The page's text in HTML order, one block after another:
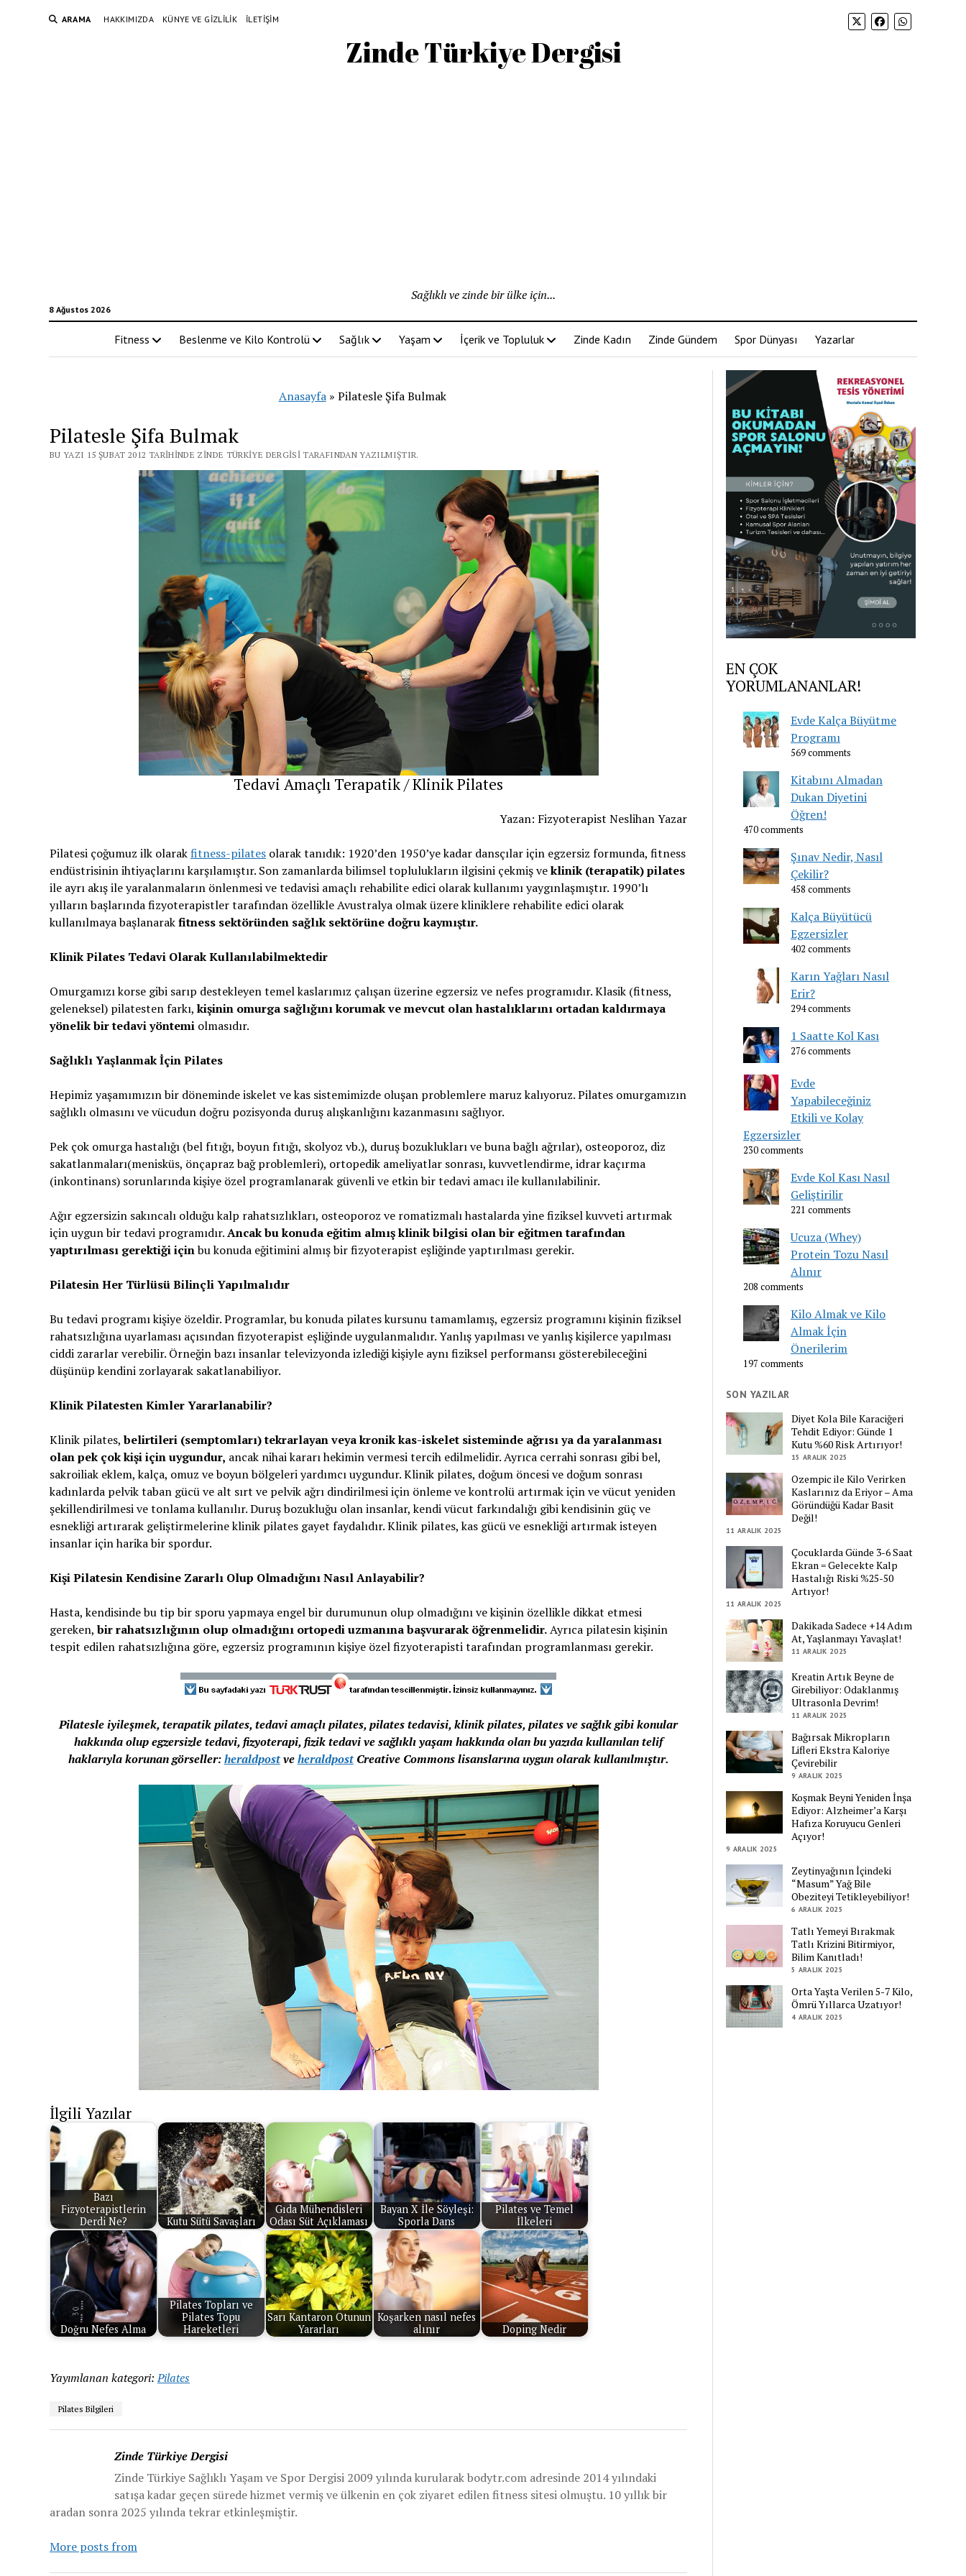
ARAMA HAKKIMIZDA KÜNYE VE GIZLILIK İLETIŞIM
Zinde Türkiye Dergisi
8 Ağustos 2026
Sağlıklı ve zinde bir ülke için...
Fitness Beslenme ve Kilo Kontrolü Sağlık Yaşam İçerik ve Topluluk Zinde Kadın Zinde Gündem Spor Dünyası Yazarlar
Anasayfa» Pilatesle Şifa Bulmak
Pilatesle Şifa Bulmak
BU YAZI 15 ŞUBAT 2012 TARIHINDE ZINDE TÜRKIYE DERGISI TARAFINDAN YAZILMIŞTIR.
Tedavi Amaçlı Terapatik / Klinik Pilates
Yazan: Fizyoterapist Neslihan Yazar
Pilatesi çoğumuz ilk olarakfitness-pilatesolarak tanıdık: 1920’den 1950’ye kadar dansçılar için egzersiz formunda, fitness
endüstrisinin ihtiyaçlarını karşılamıştır. Son zamanlarda bilimsel toplulukların ilgisini çekmiş veklinik (terapatik) pilates
ile ayrı akış ile yaralanmaların önlenmesi ve tedavisi amaçlı rehabilite edici olarak kullanımı yaygınlaşmıştır. 1990’lı
yılların başlarında fizyoterapistler tarafından özellikle Avustralya olmak üzere kliniklere rehabilite edici olarak
kullanılmaya başlanarakfitness sektöründen sağlık sektörüne doğru kaymıştır.
Klinik Pilates Tedavi Olarak Kullanılabilmektedir
Omurgamızı korse gibi sarıp destekleyen temel kaslarımız çalışan üzerine egzersiz ve nefes programıdır. Klasik (fitness,
geleneksel) pilatesten farkı,kişinin omurga sağlığını korumak ve mevcut olan hastalıklarını ortadan kaldırmaya
yönelik bir tedavi yöntemiolmasıdır.
Sağlıklı Yaşlanmak İçin Pilates
Hepimiz yaşamımızın bir döneminde iskelet ve kas sistemimizde oluşan problemlere maruz kalıyoruz. Pilates omurgamızın
sağlıklı olmasını ve vücudun doğru pozisyonda duruş alışkanlığını kazanmasını sağlıyor.
Pek çok omurga hastalığı (bel fıtığı, boyun fıtığı, skolyoz vb.), duruş bozuklukları ve buna bağlı ağrılar), osteoporoz, diz
sakatlanmaları(menisküs, önçapraz bağ problemleri), ortopedik ameliyatlar sonrası, kuvvetlendirme, idrar kaçırma
(inkontinans) sorunlarında kişiye özel programlanarak güvenli ve etkin bir tedavi amacı ile kullanılabilinir.
Ağır egzersizin sakıncalı olduğu kalp rahatsızlıkları, osteoporoz ve romatizmalı hastalarda yine fiziksel kuvveti artırmak
için uygun bir tedavi programıdır.Ancak bu konuda eğitim almış klinik bilgisi olan bir eğitmen tarafından
yaptırılması gerektiği içinbu konuda eğitimini almış bir fizyoterapist eşliğinde yaptırılması gerekir.
Pilatesin Her Türlüsü Bilinçli Yapılmalıdır
Bu tedavi programı kişiye özeldir. Programlar, bu konuda pilates kursunu tamamlamış, egzersiz programını kişinin fiziksel
rahatsızlığına uyarlaması açısından fizyoterapist eşliğinde uygulanmalıdır. Yanlış yapılması ve yanlış kişilerce yapılması
ciddi zararlar verebilir. Örneğin bazı insanlar televizyonda izlediği kişiyle aynı fiziksel performansı gösterebileceğini
düşünüp kendini zorlayarak sakatlanabiliyor.
Klinik Pilatesten Kimler Yararlanabilir?
Klinik pilates,belirtileri (semptomları) tekrarlayan veya kronik kas-iskelet sisteminde ağrısı ya da yaralanması
olan pek çok kişi için uygundur, ancak nihai kararı hekimin vermesi tercih edilmelidir. Ayrıca cerrahi sonrası gibi bel,
sakroiliak eklem, kalça, omuz ve boyun bölgeleri yardımcı uygundur. Klinik pilates, doğum öncesi ve doğum sonrası
kadınlarda pelvik taban gücü ve alt sırt ve pelvik ağrı dindirilmesi için önleme ve kontrolü artırmak için ve vücut yeniden
şekillendirilmesi ve tonlama kullanılır. Duruş bozukluğu olan insanlar, kendi vücut farkındalığı gibi kendisinin güç ve
esnekliği artırarak geliştirmelerine klinik pilates gayet faydalıdır. Klinik pilates, kas gücü ve esnekliği artırmak isteyen
insanlar için harika bir spordur.
Kişi Pilatesin Kendisine Zararlı Olup Olmadığını Nasıl Anlayabilir?
Hasta, kendisinde bu tip bir sporu yapmaya engel bir durumunun olup olmadığını ve kişinin özellikle dikkat etmesi
gereken,bir rahatsızlığının olup olmadığını ortopedi uzmanına başvurarak öğrenmelidir.Ayrıca pilatesin kişinin
tespit edilen rahatsızlığına göre, egzersiz programının kişiye özel fizyoterapisti tarafından programlanması gerekir.
Pilatesle iyileşmek, terapatik pilates, tedavi amaçlı pilates, pilates tedavisi, klinik pilates, pilates ve sağlık gibi konular
hakkında olup egzersizle tedavi, fizyoterapi, fizik tedavi ve sağlıklı yaşam hakkında olan bu yazıda kullanılan telif
haklarıyla korunan görseller:heraldpostveheraldpostCreative Commons lisanslarına uygun olarak kullanılmıştır.
İlgili Yazılar
Bazı
Fizyoterapistlerin
Derdi Ne?
Kutu Sütü Savaşları
Gıda Mühendisleri
Odası Süt Açıklaması
Bayan X İle Söyleşi:
Sporla Dans
Pilates ve Temel
İlkeleri
Doğru Nefes Alma
Pilates Topları ve
Pilates Topu
Hareketleri
Sarı Kantaron Otunun
Yararları
Koşarken nasıl nefes
alınır
Doping Nedir
Yayımlanan kategori: Pilates
Pilates Bilgileri
Zinde Türkiye Dergisi
Zinde Türkiye Sağlıklı Yaşam ve Spor Dergisi 2009 yılında kurularak bodytr.com adresinde 2014 yılındaki
satışa kadar geçen sürede hizmet vermiş ve ülkenin en çok ziyaret edilen fitness sitesi olmuştu. 10 yıllık bir
aradan sonra 2025 yılında tekrar etkinleşmiştir.
More posts from
EN ÇOK
YORUMLANANLAR!
Evde Kalça Büyütme
Programı
569 comments
Kitabını Almadan
Dukan Diyetini
Öğren!
470 comments
Şınav Nedir, Nasıl
Çekilir?
458 comments
Kalça Büyütücü
Egzersizler
402 comments
Karın Yağları Nasıl
Erir?
294 comments
1 Saatte Kol Kası
276 comments
Evde
Yapabileceğiniz
Etkili ve Kolay
Egzersizler
230 comments
Evde Kol Kası Nasıl
Geliştirilir
221 comments
Ucuza (Whey)
Protein Tozu Nasıl
Alınır
208 comments
Kilo Almak ve Kilo
Almak İçin
Önerilerim
197 comments
SON YAZILAR
Diyet Kola Bile Karaciğeri
Tehdit Ediyor: Günde 1
Kutu %60 Risk Artırıyor!
15 ARALIK 2025
Ozempic ile Kilo Verirken
Kaslarınız da Eriyor – Ama
Göründüğü Kadar Basit
Değil!
11 ARALIK 2025
Çocuklarda Günde 3-6 Saat
Ekran = Gelecekte Kalp
Hastalığı Riski %25-50
Artıyor!
11 ARALIK 2025
Dakikada Sadece +14 Adım
At, Yaşlanmayı Yavaşlat!
11 ARALIK 2025
Kreatin Artık Beyne de
Girebiliyor: Odaklanmış
Ultrasonla Devrim!
11 ARALIK 2025
Bağırsak Mikropların
Lifleri Ekstra Kaloriye
Çevirebilir
9 ARALIK 2025
Koşmak Beyni Yeniden İnşa
Ediyor: Alzheimer’a Karşı
Hafıza Koruyucu Genleri
Açıyor!
9 ARALIK 2025
Zeytinyağının İçindeki
“Masum” Yağ Bile
Obeziteyi Tetikleyebiliyor!
6 ARALIK 2025
Tatlı Yemeyi Bırakmak
Tatlı Krizini Bitirmiyor,
Bilim Kanıtladı!
5 ARALIK 2025
Orta Yaşta Verilen 5-7 Kilo,
Ömrü Yıllarca Uzatıyor!
4 ARALIK 2025